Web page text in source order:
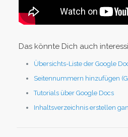
Das könnte Dich auch
Übersichts-Liste der Google
Seitennummern hinzufügen
Tutorials über Google Docs
Inhaltsverzeichnis erstellen